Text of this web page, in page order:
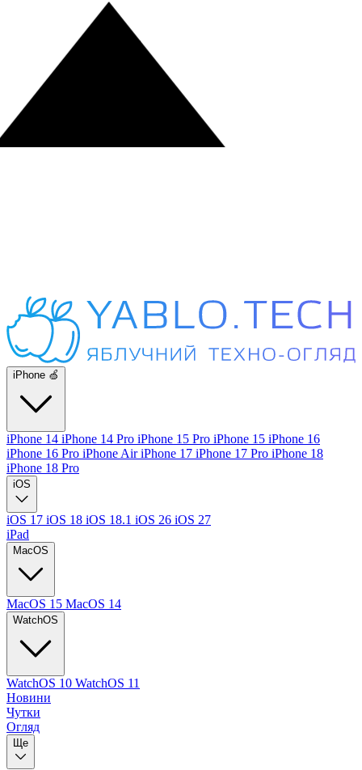
iPhone 🍏
iPhone 14 iPhone 14 Pro iPhone 15 Pro iPhone 15 iPhone 16
iPhone 16 Pro iPhone AiriPhone 17 iPhone 17 Pro iPhone 18
iPhone 18 Pro
iOS
iOS 17 iOS 18 iOS 18.1 iOS 26 iOS 27
iPad
MacOS
MacOS 15 MacOS 14
WatchOS
WatchOS 10 WatchOS 11
Новини
Чутки
Огляд
Ще